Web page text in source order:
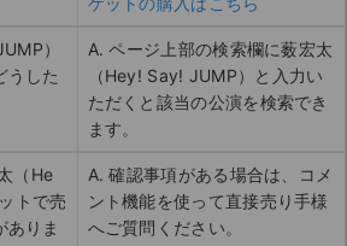
）
うした
A. ページ上部の検索欄に薮宏太
（Hey! Say! JUMP）と入力い
ただくと該当の公演を検索でき
ます。
（He
トで売
ありま
A. 確認事項がある場合は、コメ
ント機能を使って直接売り手様
へご質問ください。